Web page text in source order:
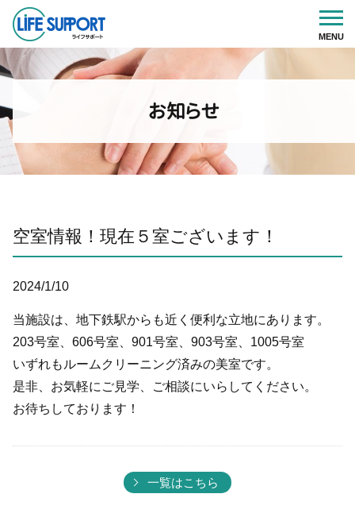
お知らせ
空室情報！現在５室ございます！
2024/1/10
当施設は、地下鉄駅からも近く便利な立地にあります。
203号室、606号室、901号室、903号室、1005号室
いずれもルームクリーニング済みの美室です。
是非、お気軽にご見学、ご相談にいらしてください。
お待ちしております！
一覧はこちら